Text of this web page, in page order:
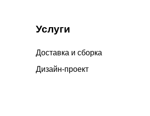
Услуги
Доставка и сборка
Дизайн-проект